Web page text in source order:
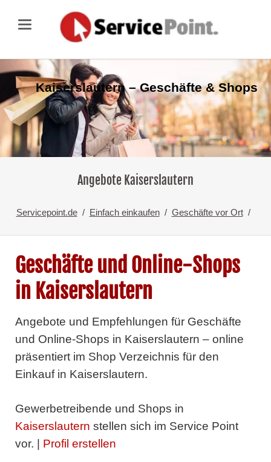
Kaiserslautern – Geschäfte & Shops
Angebote Kaiserslautern
Servicepoint.de Einfach einkaufen Geschäfte vor Ort
Geschäfte und Online-Shops
in Kaiserslautern
Angebote und Empfehlungen für Geschäfte
und Online-Shops in Kaiserslautern – online
präsentiert im Shop Verzeichnis für den
Einkauf in Kaiserslautern.
Gewerbetreibende und Shops in
Kaiserslautern stellen sich im Service Point
vor. | Profil erstellen